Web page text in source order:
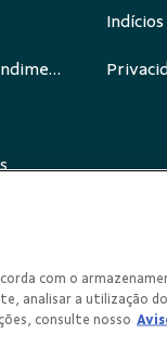
Canais de Atendimento
com o
analisar a utilização
consulte nosso